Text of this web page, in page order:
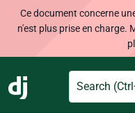
Ce document concerne
n'est plus prise en charge.
Django
Search